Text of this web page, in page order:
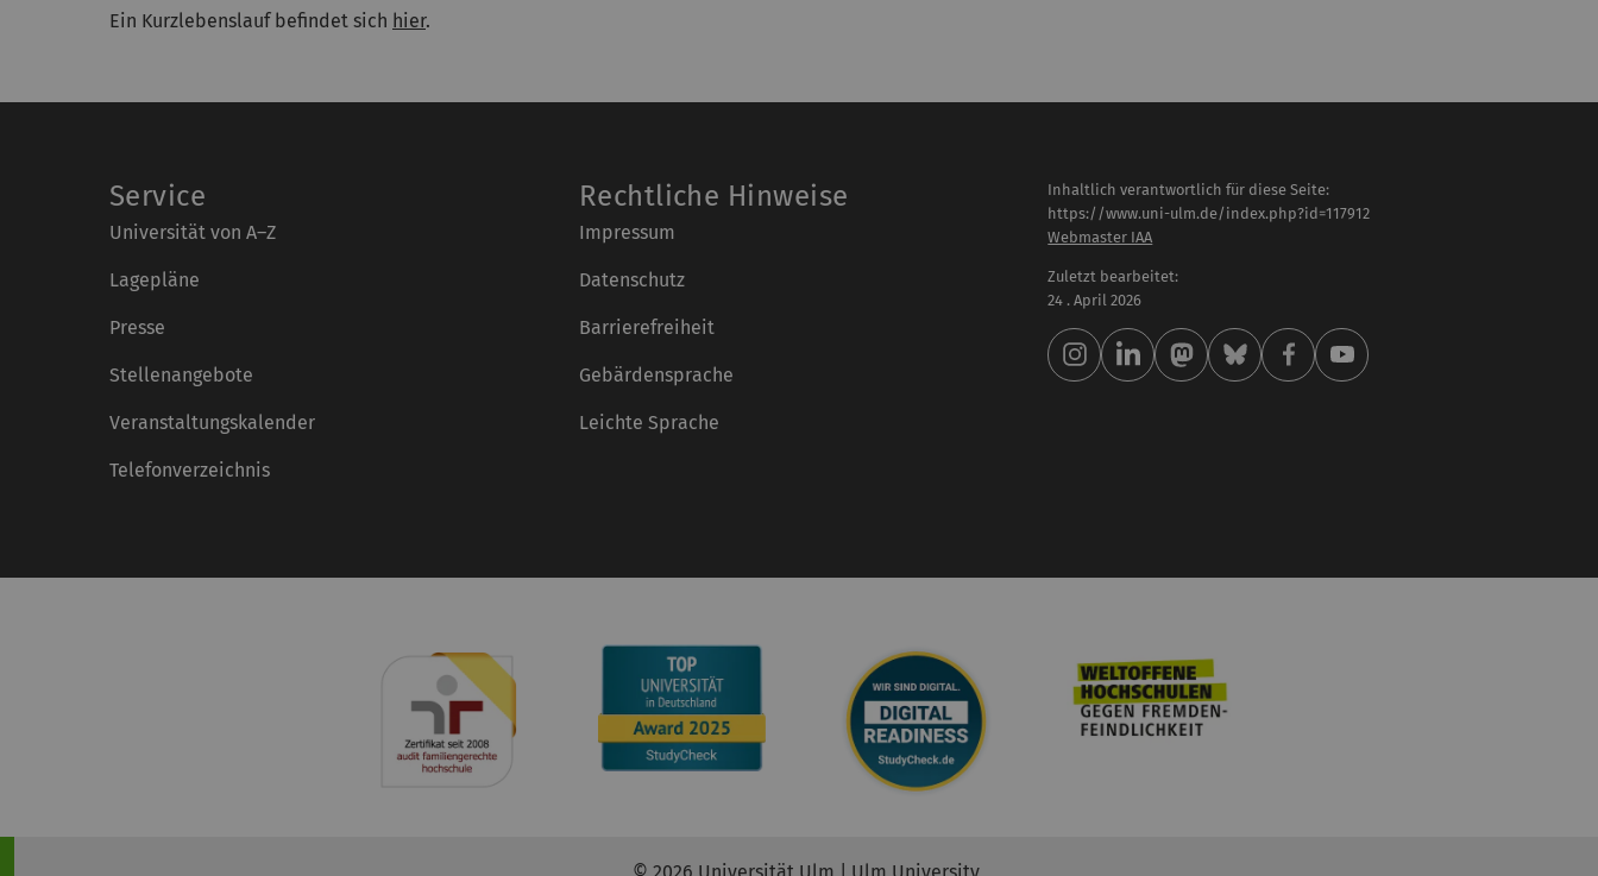
Ein Kurzlebenslauf befindet sich hier.
Service
Universität von A–Z
Lagepläne
Presse
Stellenangebote
Veranstaltungskalender
Telefonverzeichnis
Rechtliche Hinweise
Impressum
Datenschutz
Barrierefreiheit
Gebärdensprache
Leichte Sprache
Inhaltlich verantwortlich für diese Seite:
https://www.uni-ulm.de/index.php?id=117912
Webmaster IAA
Zuletzt bearbeitet:
24 . April 2026